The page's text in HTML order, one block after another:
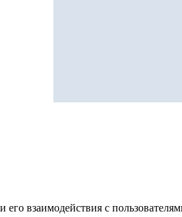
его взаимодействия с